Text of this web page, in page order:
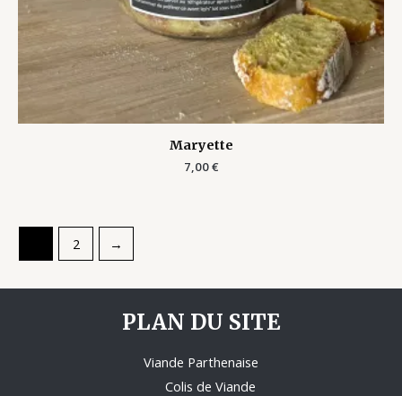
Maryette
7,00€
2 →
PLAN DU SITE
Viande Parthenaise
Colis de Viande